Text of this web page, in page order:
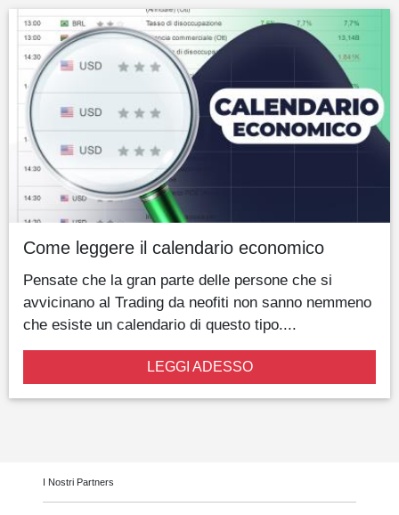
Come leggere il calendario economico
Pensate che la gran parte delle persone che si
avvicinano al Trading da neofiti non sanno nemmeno
che esiste un calendario di questo tipo....
LEGGI ADESSO
I Nostri Partners